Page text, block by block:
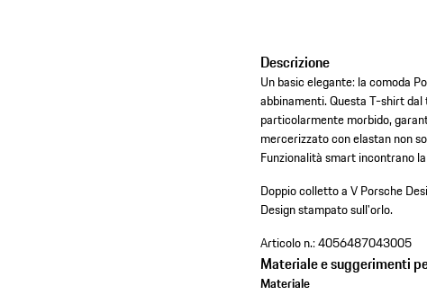
Descrizione
Un basic elegante: la comoda
abbinamenti. Questa T-shirt
particolarmente morbido,
mercerizzato con elastan non
Funzionalità smart incontrano
Doppio colletto a V Porsche
Design stampato sull'orlo.
Articolo n.:4056487043005
Materiale e suggerimenti
Materiale